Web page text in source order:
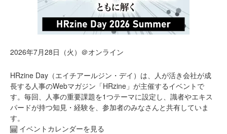
2026年7月28日（火）＠オンライン
HRzine Day（エイチアールジン・デイ）は、人が活き会社が成
長する人事のWebマガジン「HRzine」が主催するイベントで
す。毎回、人事の重要課題を1つテーマに設定し、識者やエキス
パードが持つ知見・経験を、参加者のみなさんと共有していま
す。
イベントカレンダーを見る